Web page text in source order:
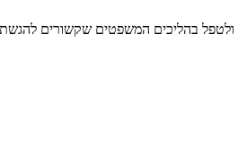
בהליכים המשפטים שקשורים